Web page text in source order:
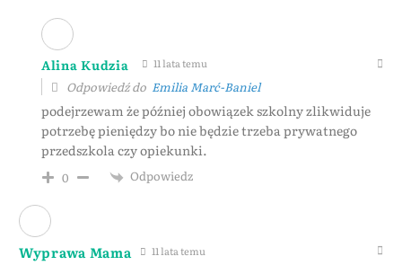
Alina Kudzia 11 lata temu
Odpowiedź do Emilia Marć-Baniel
podejrzewam że później obowiązek szkolny zlikwiduje
potrzebę pieniędzy bo nie będzie trzeba prywatnego
przedszkola czy opiekunki.
0 Odpowiedz
Wyprawa Mama 11 lata temu